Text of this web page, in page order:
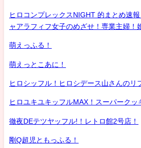
ヒロコンプレックスNIGHT 的まとめ速
ャアラフィフ女子のめざせ！専業主婦！
萌えっふる！
萌えっとこあに！
ヒロシッフル！ヒロシデース山さんのリ
ヒロユキユキッフルMAX！スーパークッ
徹夜DEテツヤッフル!！レトロ館2号店！
剛Q超児ともっふる！